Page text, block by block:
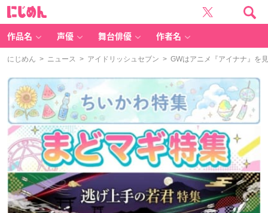
作品名 声優 舞台俳優 作者名
にじめん > ニュース > アイドリッシュセブン > GWはアニメ『アイナナ』を